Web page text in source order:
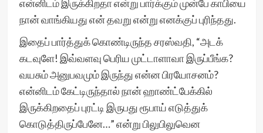
என்னிடம் இருக்கிறதா என்று பார்க்கும் முன்பே காபியை
நான் வாங்கியது என் தவறு என்று எனக்குப் புரிந்தது.
இதைப் பார்த்துக் கொண்டிருந்த சரஸ்வதி, “அடக்
கடவுளே! இவ்வளவு பெரிய முட்டாளாவா இருப்பீங்க?
வயசும் அனுபவமும் இருந்து என்ன பிரயோசனம்?
என்னிடம் கேட்டிருந்தால் நான் ஹாண்ட்பேக்கில்
இருக்கிறதைப் புரட்டி இருபது ரூபாய் எடுத்துக்
கொடுத்திருப்பேனே…” என்று பிலுபிலுவென